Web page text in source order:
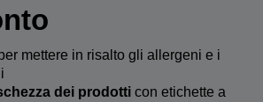
mettere in risalto gli allergeni e i
dei prodotti con etichette a